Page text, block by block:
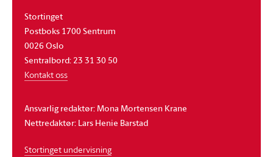
Stortinget
Postboks 1700 Sentrum
0026 Oslo
Sentralbord: 23 31 30 50
Kontakt oss
Ansvarlig redaktør: Mona Mortensen Krane
Nettredaktør: Lars Henie Barstad
Stortinget undervisning